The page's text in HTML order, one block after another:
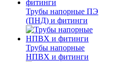
Трубы напорные ПЭ
(ПНД) и фитинги
Трубы напорные
НПВХ и фитинги